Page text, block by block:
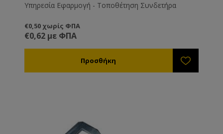
Υπηρεσία Εφαρμογή - Τοποθέτηση Συνδετήρα
€0,50 χωρίς ΦΠΑ
€0,62 με ΦΠΑ